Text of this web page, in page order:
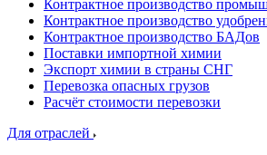
Контрактное производство
Контрактное производство
Контрактное производство БАДов
Поставки импортной химии
Экспорт химии в страны СНГ
Перевозка опасных грузов
Расчёт стоимости перевозки
Для отраслей